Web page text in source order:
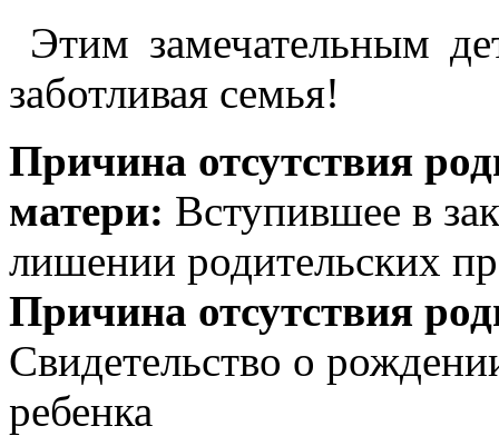
Этим замечательным
заботливая семья!
Причина отсутствия
матери: Вступившее в
лишении родительских
Причина отсутствия
Свидетельство о
ребенка